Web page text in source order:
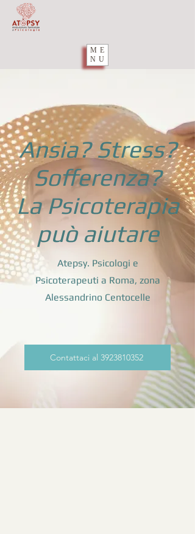
ME
NU
Ansia? Stress?
Sofferenza?
La Psicoterapia
può aiutare
Atepsy. Psicologi e
Psicoterapeuti a Roma, zona
Alessandrino Centocelle
Contattaci al 3923810352